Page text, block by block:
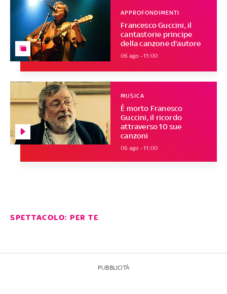
Francesco Guccini, il
cantastorie principe
della canzone d'autore
APPROFONDIMENTI
06 ago - 11:00
È morto Franesco
Guccini, il ricordo
attraverso 10 sue
canzoni
MUSICA
06 ago - 11:00
SPETTACOLO: PER TE
PUBBLICITÀ